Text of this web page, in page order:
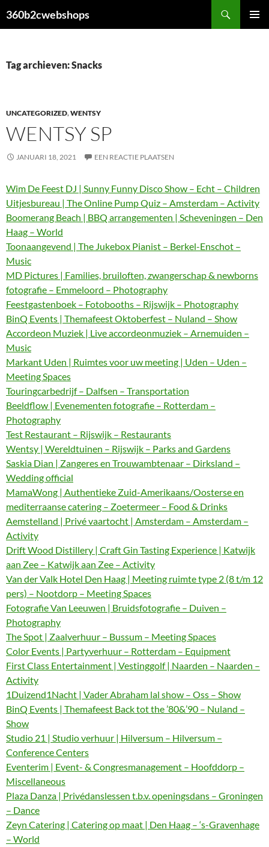
naar
360b2cwebshops
Tag archieven: Snacks
UNCATEGORIZED,WENTSY
WENTSY SP
JANUARI 18, 2021 EEN REACTIE PLAATSEN
Wim De Feest DJ | Sunny Funny Disco Show – Echt – Children
Uitjesbureau | The Online Pump Quiz – Amsterdam – Activity
Boomerang Beach | BBQ arrangementen | Scheveningen – Den
Haag – World
Toonaangevend | The Jukebox Pianist – Berkel-Enschot –
Music
MD Pictures | Families, bruiloften, zwangerschap & newborns
fotografie – Emmeloord – Photography
Feestgastenboek – Fotobooths – Rijswijk – Photography
BinQ Events | Themafeest Oktoberfest – Nuland – Show
Accordeon Muziek | Live accordeonmuziek – Arnemuiden –
Music
Markant Uden | Ruimtes voor uw meeting | Uden – Uden –
Meeting Spaces
Touringcarbedrijf – Dalfsen – Transportation
Beeldflow | Evenementen fotografie – Rotterdam –
Photography
Test Restaurant – Rijswijk – Restaurants
Wentsy | Wereldtuinen – Rijswijk – Parks and Gardens
Saskia Dian | Zangeres en Trouwambtenaar – Dirksland –
Wedding official
MamaWong | Authentieke Zuid-Amerikaans/Oosterse en
mediterraanse catering – Zoetermeer – Food & Drinks
Aemstelland | Privé vaartocht | Amsterdam – Amsterdam –
Activity
Drift Wood Distillery | Craft Gin Tasting Experience | Katwijk
aan Zee – Katwijk aan Zee – Activity
Van der Valk Hotel Den Haag | Meeting ruimte type 2 (8 t/m 12
pers) – Nootdorp – Meeting Spaces
Fotografie Van Leeuwen | Bruidsfotografie – Duiven –
Photography
The Spot | Zaalverhuur – Bussum – Meeting Spaces
Color Events | Partyverhuur – Rotterdam – Equipment
First Class Entertainment | Vestinggolf | Naarden – Naarden –
Activity
1Duizend1Nacht | Vader Abraham lal show – Oss – Show
BinQ Events | Themafeest Back tot the ’80&’90 – Nuland –
Show
Studio 21 | Studio verhuur | Hilversum – Hilversum –
Conference Centers
Eventerim | Event- & Congresmanagement – Hoofddorp –
Miscellaneous
Plaza Danza | Privédanslessen t.b.v. openingsdans – Groningen
– Dance
Zeyn Catering | Catering op maat | Den Haag – ‘s-Gravenhage
– World